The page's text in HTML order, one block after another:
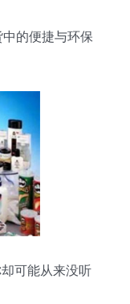
的便捷与环保
可能从来没听